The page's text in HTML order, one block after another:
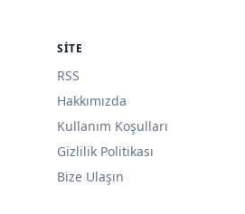
SITE
RSS
Hakkımızda
Kullanım Koşulları
Gizlilik Politikası
Bize Ulaşın